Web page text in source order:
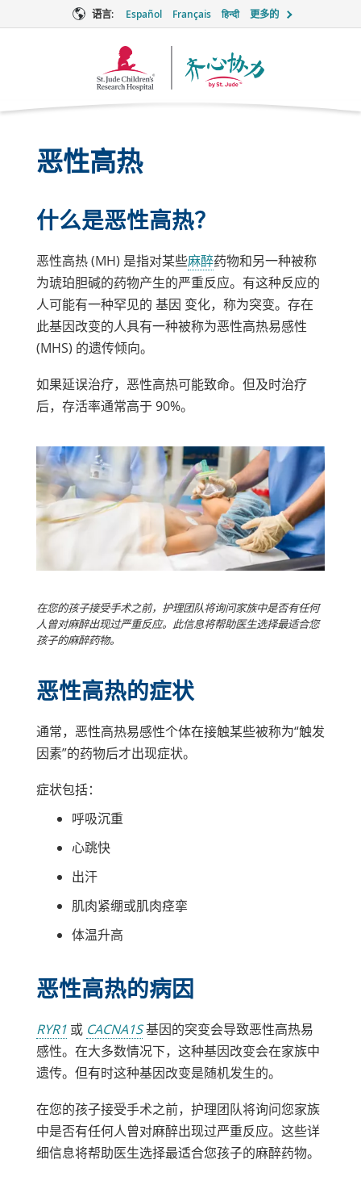
语言: Español Français हिन्दी 更多的
Together
恶性高热
什么是恶性高热？
恶性高热 (MH) 是指对某些麻醉药物和另一种被称
为琥珀胆碱的药物产生的严重反应。有这种反应的
人可能有一种罕见的 基因 变化，称为突变。存在
此基因改变的人具有一种被称为恶性高热易感性
(MHS) 的遗传倾向。
如果延误治疗，恶性高热可能致命。但及时治疗
后，存活率通常高于 90%。
在您的孩子接受手术之前，护理团队将询问家族中是否有任何
人曾对麻醉出现过严重反应。此信息将帮助医生选择最适合您
孩子的麻醉药物。
恶性高热的症状
通常，恶性高热易感性个体在接触某些被称为“触发
因素”的药物后才出现症状。
症状包括：
呼吸沉重
心跳快
出汗
肌肉紧绷或肌肉痉挛
体温升高
恶性高热的病因
RYR1链
接
在
窗
口
中
或 CACNA1S链
接
在
窗
口
中
基因的突变会导致恶性高热易
感性。在大多数情况下，这种基因改变会在家族中
遗传。但有时这种基因改变是随机发生的。
在您的孩子接受手术之前，护理团队将询问您家族
中是否有任何人曾对麻醉出现过严重反应。这些详
细信息将帮助医生选择最适合您孩子的麻醉药物。